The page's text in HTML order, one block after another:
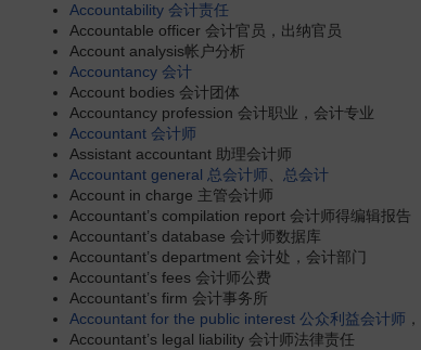
Accountability 会计责任
Accountable officer 会计官员，出纳官员
Account analysis帐户分析
Accountancy 会计
Account bodies 会计团体
Accountancy profession 会计职业，会计专业
Accountant 会计师
Assistant accountant 助理会计师
Accountant general 总会计师、 总会计
Account in charge 主管会计师
Accountant’s compilation report 会计师得编辑报告
Accountant’s database 会计师数据库
Accountant’s department 会计处，会计部门
Accountant’s fees 会计师公费
Accountant’s firm 会计事务所
Accountant for the public interest 公众利益会计师 ，
Accountant’s legal liability 会计师法律责任